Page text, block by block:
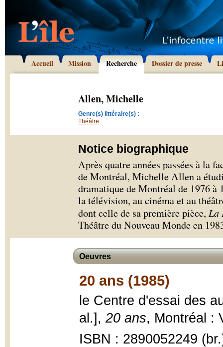
Accueil Mission Recherche Dossier de presse
Allen, Michelle
Genre(s) littéraire(s) :
Théâtre
Notice biographique
Après quatre années passées à la
de Montréal, Michelle Allen a
dramatique de Montréal de 1976 à
la télévision, au cinéma et au
dont celle de sa première pièce, La
Théâtre du Nouveau Monde en
Oeuvres
20 ans (1985)
le Centre d'essai des
al.], 20 ans, Montréal :
ISBN : 2890052249